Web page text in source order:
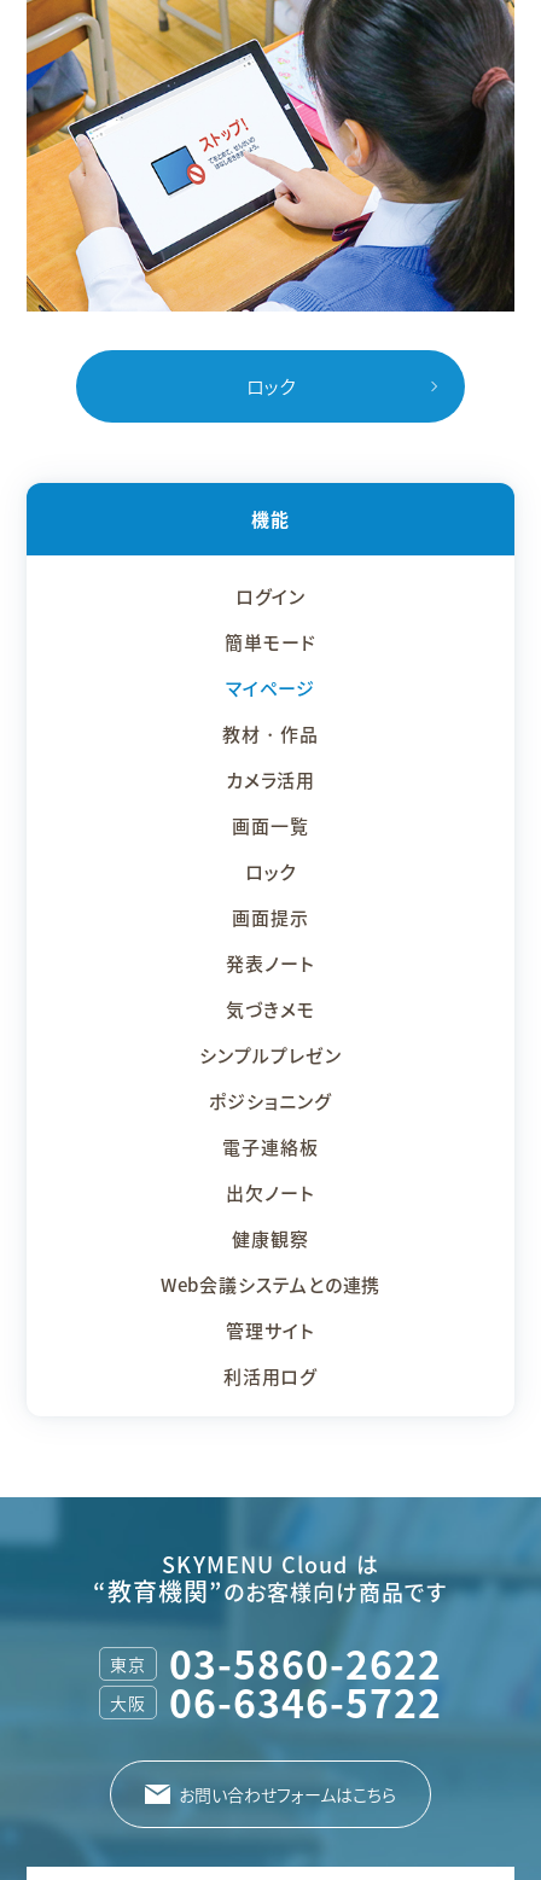
ロック
機能
ログイン
簡単モード
マイページ
教材・作品
カメラ活用
画面一覧
ロック
画面提示
発表ノート
気づきメモ
シンプルプレゼン
ポジショニング
電子連絡板
出欠ノート
健康観察
Web会議システムとの連携
管理サイト
利活用ログ
SKYMENU Cloud は
“教育機関”のお客様向け商品です
東京 03-5860-2622
大阪 06-6346-5722
お問い合わせフォームはこちら